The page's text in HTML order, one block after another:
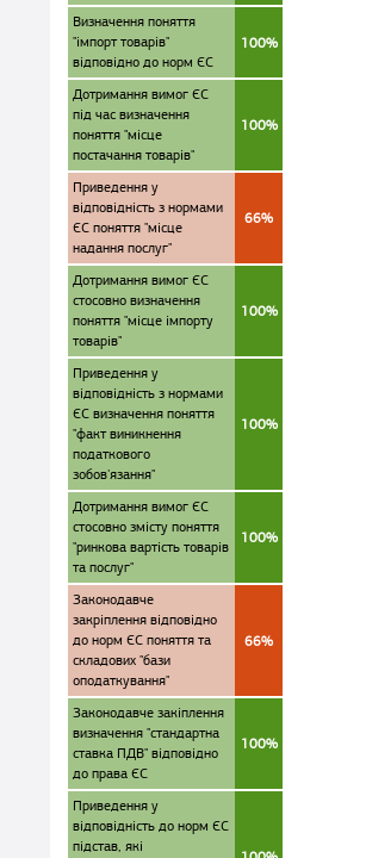
Визначення поняття
"імпорт товарів"
відповідно до норм ЄС
100%
Дотримання вимог ЄС
під час визначення
поняття "місце
постачання товарів"
100%
Приведення у
відповідність з нормами
ЄС поняття "місце
надання послуг"
66%
Дотримання вимог ЄС
стосовно визначення
поняття "місце імпорту
товарів"
100%
Приведення у
відповідність з нормами
ЄС визначення поняття
"факт виникнення
податкового
зобов'язання"
100%
Дотримання вимог ЄС
стосовно змісту поняття
"ринкова вартість товарів
та послуг"
100%
Законодавче
закріплення відповідно
до норм ЄС поняття та
складових "бази
оподаткування"
66%
Законодавче закіплення
визначення "стандартна
ставка ПДВ" відповідно
до права ЄС
100%
Приведення у
відповідність до норм ЄС
підстав, які